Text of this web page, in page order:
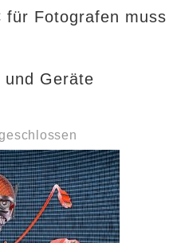
für Fotografen muss
und Geräte